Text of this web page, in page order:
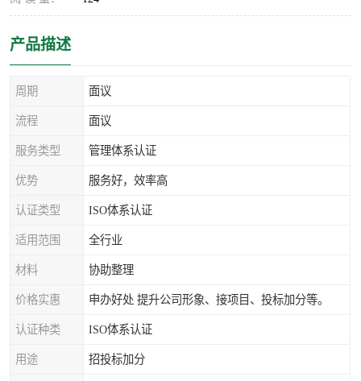
产品描述
周期 面议
流程 面议
服务类型 管理体系认证
优势 服务好，效率高
认证类型 ISO体系认证
适用范围 全行业
材料 协助整理
价格实惠 申办好处 提升公司形象、接项目、投标加分等。
认证种类 ISO体系认证
用途 招投标加分